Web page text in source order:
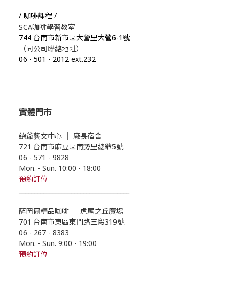
/ 咖啡課程 /
SCA咖啡學習教室
744 台南市新市區大營里大營6-1號
（同公司聯絡地址）
06 - 501 - 2012 ext.232
實體門市
總爺藝文中心 ｜ 廠長宿舍
721 台南市麻豆區南勢里總爺5號
06 - 571 - 9828
Mon. - Sun. 10:00 - 18:00
預約訂位
薩圖爾精品咖啡 ｜ 虎尾之丘廣場
701 台南市東區東門路三段319號
06 - 267 - 8383
Mon. - Sun. 9:00 - 19:00
預約訂位